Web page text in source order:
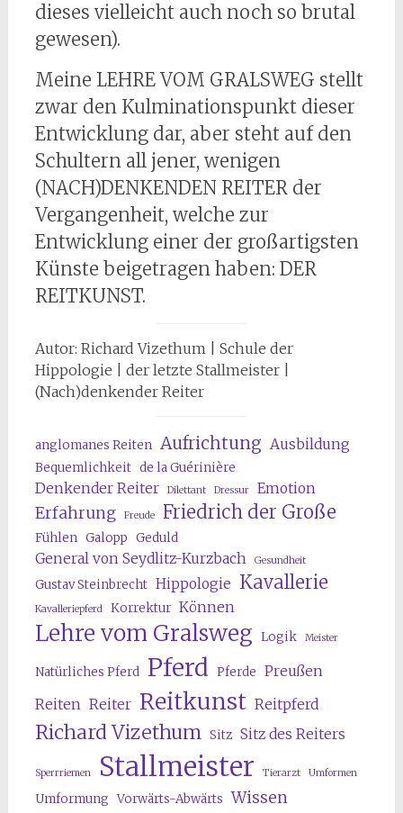
dieses vielleicht auch noch so brutal
gewesen).
Meine LEHRE VOM GRALSWEG stellt
zwar den Kulminationspunkt dieser
Entwicklung dar, aber steht auf den
Schultern all jener, wenigen
(NACH)DENKENDEN REITER der
Vergangenheit, welche zur
Entwicklung einer der großartigsten
Künste beigetragen haben: DER
REITKUNST.
Autor: Richard Vizethum | Schule der
Hippologie | der letzte Stallmeister |
(Nach)denkender Reiter
anglomanes Reiten Aufrichtung Ausbildung
Bequemlichkeit de la Guérinière
Denkender Reiter Dilettant Dressur Emotion
Erfahrung Freude Friedrich der Große
Fühlen Galopp Geduld
General von Seydlitz-Kurzbach Gesundheit
Gustav Steinbrecht Hippologie Kavallerie
Kavalleriepferd Korrektur Können
Lehre vom Gralsweg Logik Meister
Natürliches Pferd Pferd Pferde Preußen
Reiten Reiter Reitkunst Reitpferd
Richard Vizethum Sitz Sitz des Reiters
Sperrriemen Stallmeister Tierarzt Umformen
Umformung Vorwärts-Abwärts Wissen